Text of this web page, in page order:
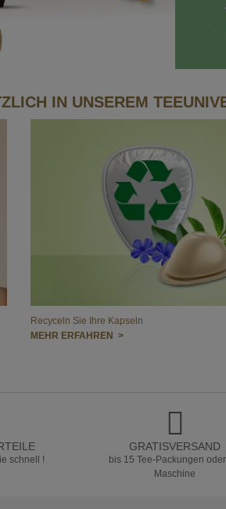
IN UNSEREM
Recyceln Sie Ihre Kapseln
MEHR ERFAHREN >
schnell !
GRATISVERSAND
bis 15 Tee-Packungen
Maschine